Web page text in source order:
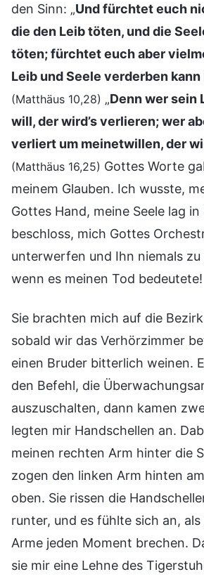
den Sinn: „Und fürchtet euch
die den Leib töten, und die
töten; fürchtet euch aber
Leib und Seele verderben kann
(Matthäus 10,28) „Denn wer sein
will, der wird’s verlieren; wer
verliert um meinetwillen, der
(Matthäus 16,25) Gottes Worte
meinem Glauben. Ich wusste,
Gottes Hand, meine Seele lag
beschloss, mich Gottes
unterwerfen und Ihn niemals
wenn es meinen Tod bedeutete!
Sie brachten mich auf die
sobald wir das Verhörzimmer
einen Bruder bitterlich weinen.
den Befehl, die
auszuschalten, dann kamen
legten mir Handschellen an.
meinen rechten Arm hinter die
zogen den linken Arm hinten
oben. Sie rissen die
runter, und es fühlte sich an,
Arme jeden Moment brechen.
sie mir eine Lehne des